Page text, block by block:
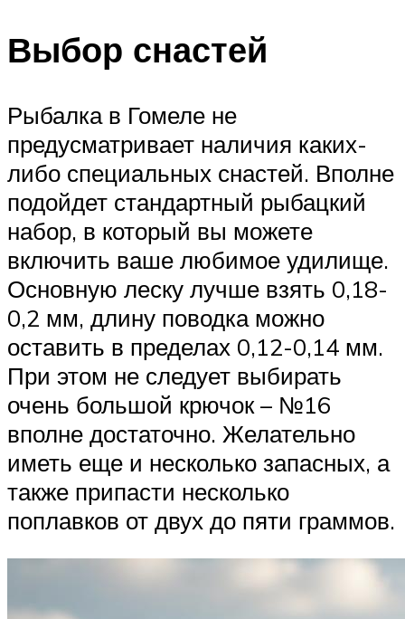
Выбор снастей
Рыбалка в Гомеле не
предусматривает наличия каких-
либо специальных снастей. Вполне
подойдет стандартный рыбацкий
набор, в который вы можете
включить ваше любимое удилище.
Основную леску лучше взять 0,18-
0,2 мм, длину поводка можно
оставить в пределах 0,12-0,14 мм.
При этом не следует выбирать
очень большой крючок – №16
вполне достаточно. Желательно
иметь еще и несколько запасных, а
также припасти несколько
поплавков от двух до пяти граммов.